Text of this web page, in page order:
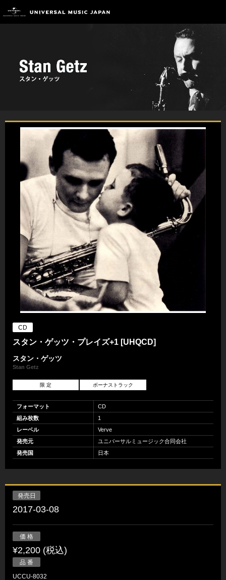
CD
スタン・ゲッツ・プレイズ+1 [UHQCD]
スタン・ゲッツ
Stan Getz
限 定 ボーナストラック
フォーマット
CD
組み枚数
1
レーベル
Verve
発売元
ユニバーサルミュージック合同会社
発売国
日本
発売日
2017-03-08
価 格
¥2,200 (税込)
品 番
UCCU-8032